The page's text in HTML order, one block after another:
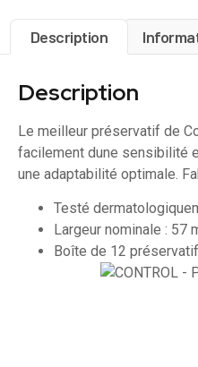
Description
Description
Le meilleur préservatif de
facilement dune sensibilité
une adaptabilité optimale.
Testé
Largeur nominale : 57
Boîte de 12